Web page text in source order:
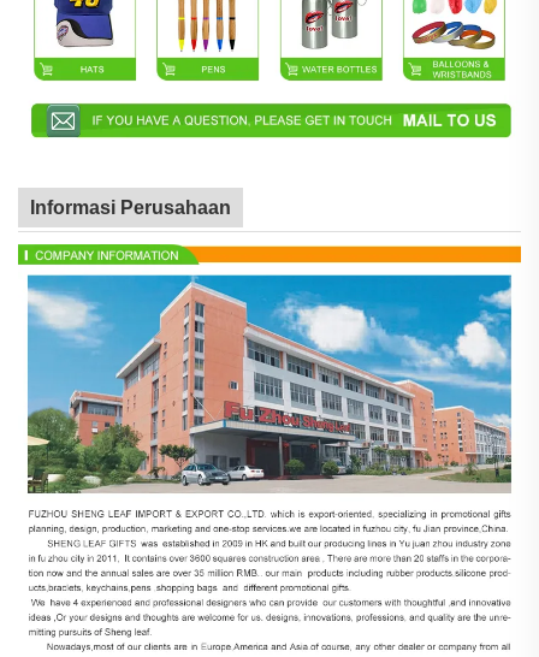
Informasi Perusahaan